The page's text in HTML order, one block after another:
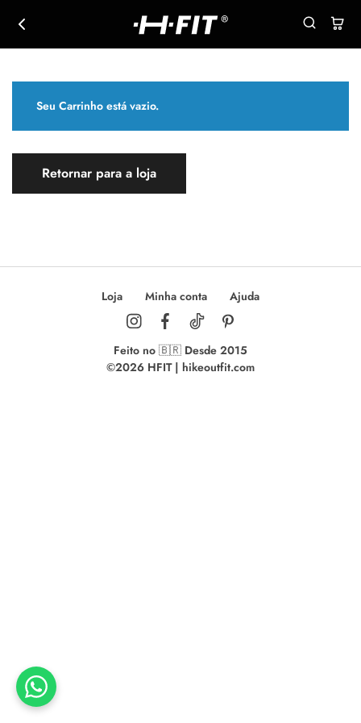
HFIT
hikeoutfit.com
Regatas
e
Seu Carrinho está vazio.
Retornar para a loja
Loja Minha conta Ajuda
Feito no 🇧🇷 Desde 2015
©2026 HFIT | hikeoutfit.com